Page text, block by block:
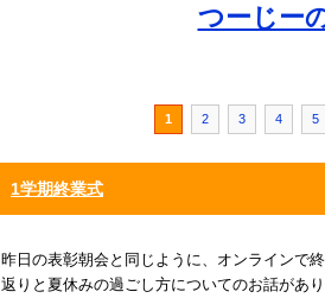
つーじー
1 2 3 4 5
1学期終業式
昨日の表彰朝会と同じように、オンラインで
返りと夏休みの過ごし方についてのお話があ